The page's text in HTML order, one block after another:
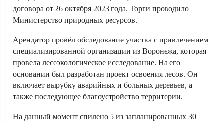
договора от 26 октября 2023 года. Торги проводило
Министерство природных ресурсов.
Арендатор провёл обследование участка с привлечением
специализированной организации из Воронежа, которая
провела лесоэкологическое исследование. На его
основании был разработан проект освоения лесов. Он
включает вырубку аварийных и больных деревьев, а
также последующее благоустройство территории.
На данный момент спилено 5 из запланированных 30